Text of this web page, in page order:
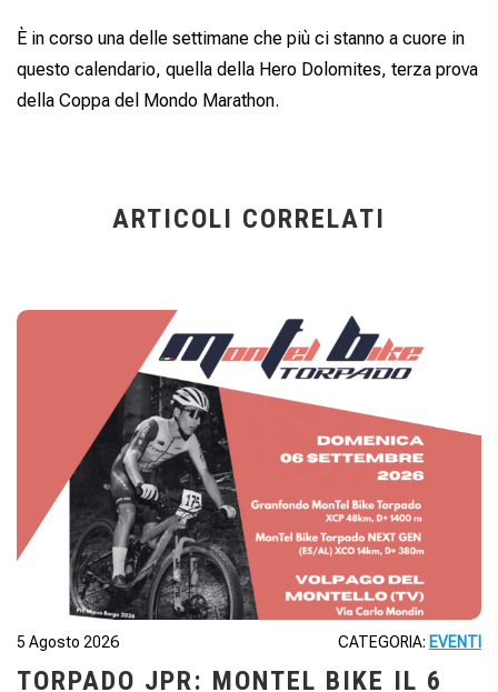
È in corso una delle settimane che più ci stanno a cuore in
questo calendario, quella della Hero Dolomites, terza prova
della Coppa del Mondo Marathon.
ARTICOLI CORRELATI
5 Agosto 2026 CATEGORIA: EVENTI
TORPADO JPR: MONTEL BIKE IL 6